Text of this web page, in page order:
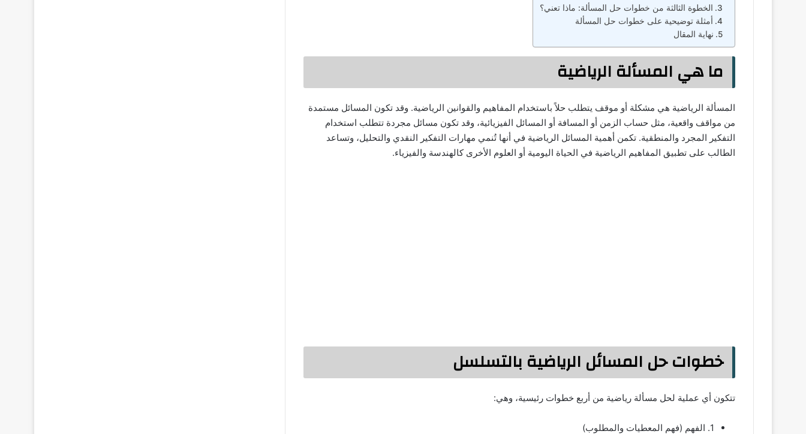
الخطوة الثالثة من خطوات حل المسألة: ماذا تعني؟
أمثلة توضيحية على خطوات حل المسألة
نهاية المقال
ما هي المسألة الرياضية
المسألة الرياضية هي مشكلة أو موقف يتطلب حلاً باستخدام المفاهيم والقوانين الرياضية. وقد تكون المسائل مستمدة
من مواقف واقعية، مثل حساب الزمن أو المسافة أو المسائل الفيزيائية، وقد تكون مسائل مجردة تتطلب استخدام
التفكير المجرد والمنطقية. تكمن أهمية المسائل الرياضية في أنها تُنمي مهارات التفكير النقدي والتحليل، وتساعد
الطالب على تطبيق المفاهيم الرياضية في الحياة اليومية أو العلوم الأخرى كالهندسة والفيزياء.
خطوات حل المسائل الرياضية بالتسلسل
تتكون أي عملية لحل مسألة رياضية من أربع خطوات رئيسية، وهي:
1. الفهم (فهم المعطيات والمطلوب)